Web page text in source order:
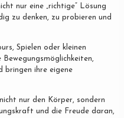
nur eine „richtige“ Lösung
zu denken, zu probieren und
Spielen oder kleinen
bringen ihre eigene
nur den Körper, sondern
und die Freude daran,